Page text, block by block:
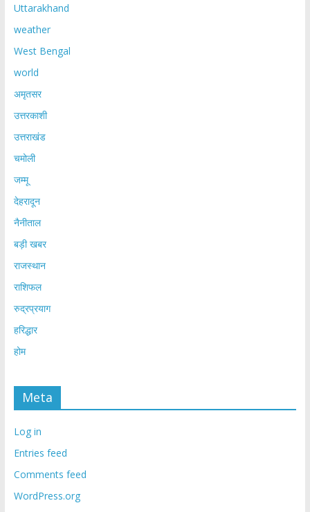
Uttarakhand
weather
West Bengal
world
अमृतसर
उत्तरकाशी
उत्तराखंड
चमोली
जम्मू
देहरादून
नैनीताल
बड़ी खबर
राजस्थान
राशिफल
रुद्रप्रयाग
हरिद्धार
होम
Meta
Log in
Entries feed
Comments feed
WordPress.org